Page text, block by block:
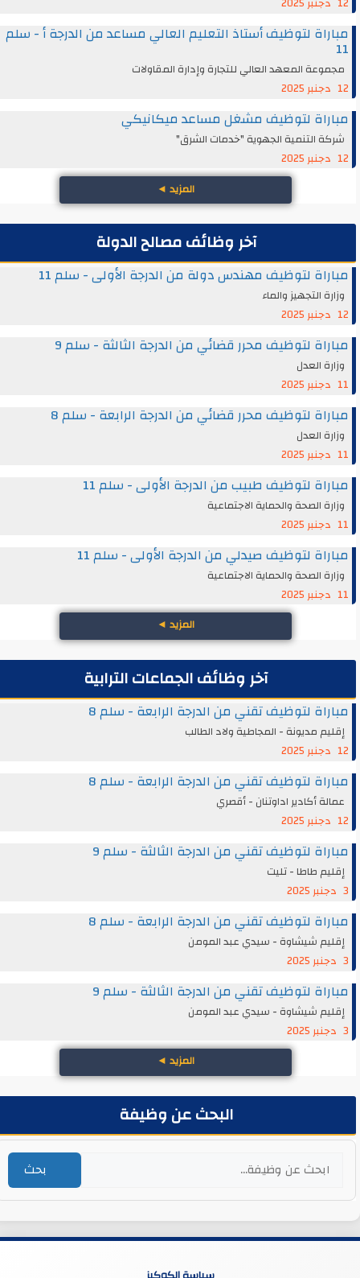
مباراة لتوظيف أستاذ التعليم العالي مساعد من الدرجة أ - سلم
11
مجموعة المعهد العالي للتجارة وإدارة المقاولات
12 دجنبر 2025
مباراة لتوظيف مشغل مساعد ميكانيكي
شركة التنمية الجهوية "خدمات الشرق"
12 دجنبر 2025
المزيد◄
آخر وظائف مصالح الدولة
مباراة لتوظيف مهندس دولة من الدرجة الأولى - سلم 11
وزارة التجهيز والماء
12 دجنبر 2025
مباراة لتوظيف محرر قضائي من الدرجة الثالثة - سلم 9
وزارة العدل
11 دجنبر 2025
مباراة لتوظيف محرر قضائي من الدرجة الرابعة - سلم 8
وزارة العدل
11 دجنبر 2025
مباراة لتوظيف طبيب من الدرجة الأولى - سلم 11
وزارة الصحة والحماية الاجتماعية
11 دجنبر 2025
مباراة لتوظيف صيدلي من الدرجة الأولى - سلم 11
وزارة الصحة والحماية الاجتماعية
11 دجنبر 2025
المزيد◄
آخر وظائف الجماعات الترابية
مباراة لتوظيف تقني من الدرجة الرابعة - سلم 8
إقليم مديونة - المجاطية ولاد الطالب
12 دجنبر 2025
مباراة لتوظيف تقني من الدرجة الرابعة - سلم 8
عمالة أكادير اداوتنان - أقصري
12 دجنبر 2025
مباراة لتوظيف تقني من الدرجة الثالثة - سلم 9
إقليم طاطا - تليت
مباراة لتوظيف تقني من الدرجة الرابعة - سلم 8
إقليم شيشاوة - سيدي عبد المومن
مباراة لتوظيف تقني من الدرجة الثالثة - سلم 9
إقليم شيشاوة - سيدي عبد المومن
المزيد◄
البحث عن وظيفة
بحث